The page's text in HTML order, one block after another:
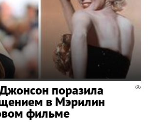
поразила
в Мэрилин
фильме